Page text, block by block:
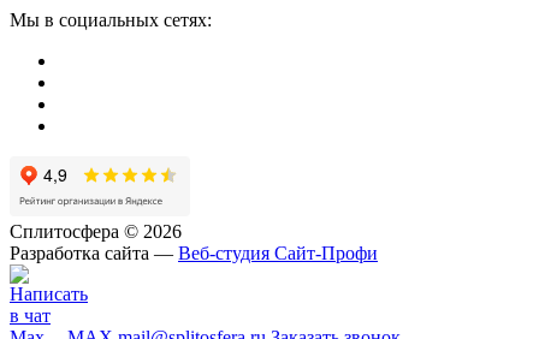
Мы в социальных сетях:
Сплитосфера © 2026
Разработка сайта — Веб-студия Сайт-Профи